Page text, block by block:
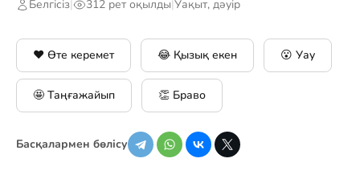
Белгісіз| 312 рет оқылды|Уақыт, дәуір
❤️ Өте керемет 😂 Қызық екен 😮 Уау
🤩 Таңғажайып 👏 Браво
Басқалармен бөлісу